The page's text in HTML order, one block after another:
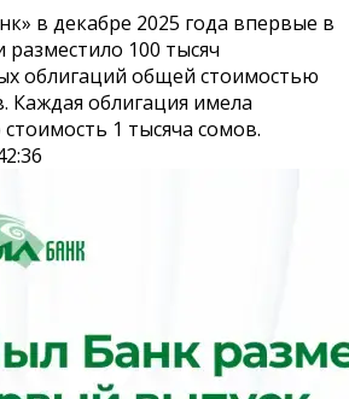
в декабре 2025 года впервые в
разместило 100 тысяч
облигаций общей стоимостью
Каждая облигация имела
1 тысяча сомов.